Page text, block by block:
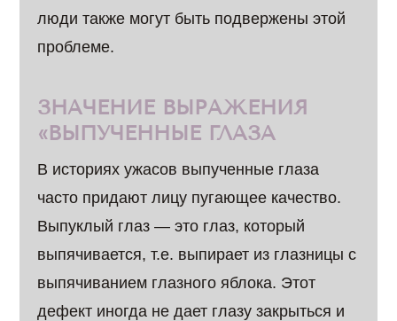
люди также могут быть подвержены этой
проблеме.
ЗНАЧЕНИЕ ВЫРАЖЕНИЯ
«ВЫПУЧЕННЫЕ ГЛАЗА
В историях ужасов выпученные глаза
часто придают лицу пугающее качество.
Выпуклый глаз — это глаз, который
выпячивается, т.е. выпирает из глазницы с
выпячиванием глазного яблока. Этот
дефект иногда не дает глазу закрыться и